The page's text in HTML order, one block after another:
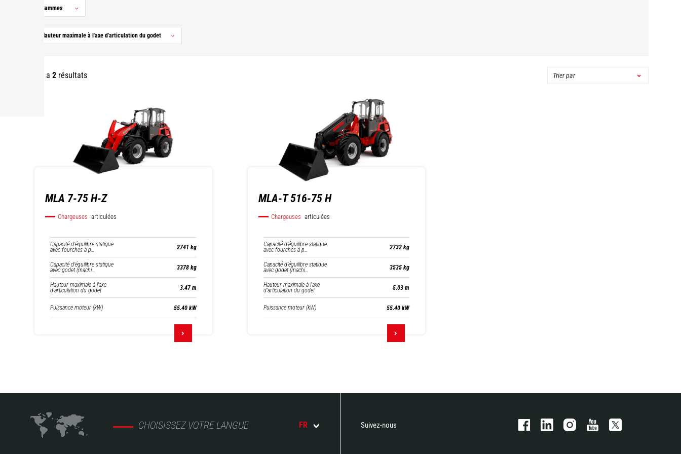
Gammes
Hauteur maximale à l'axe d'articulation du godet
Il y a 2 résultats
MLA 7-75 H-Z
Chargeuses articulées
Capacité d’équilibre statique
avec fourches à p… 2741 kg
Capacité d’équilibre statique
avec godet (machi… 3378 kg
Hauteur maximale à l'axe
d'articulation du godet 3.47 m
Puissance moteur (kW) 55.40 kW
MLA-T 516-75 H
Chargeuses articulées
Capacité d’équilibre statique
avec fourches à p… 2732 kg
Capacité d’équilibre statique
avec godet (machi… 3535 kg
Hauteur maximale à l'axe
d'articulation du godet 5.03 m
Puissance moteur (kW) 55.40 kW
CHOISISSEZ VOTRE LANGUE FR Suivez-nous